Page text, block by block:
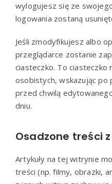
wylogujesz się ze
logowania zostaną
Jeśli zmodyfikujesz albo
przeglądarce zostanie
ciasteczko. To ciasteczko
osobistych, wskazując
przed chwilą
dniu.
Osadzone treści
Artykuły na tej witrynie
treści (np. filmy, obrazki,